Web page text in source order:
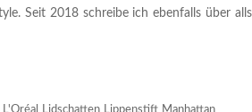
Seit 2018 schreibe ich ebenfalls über alls